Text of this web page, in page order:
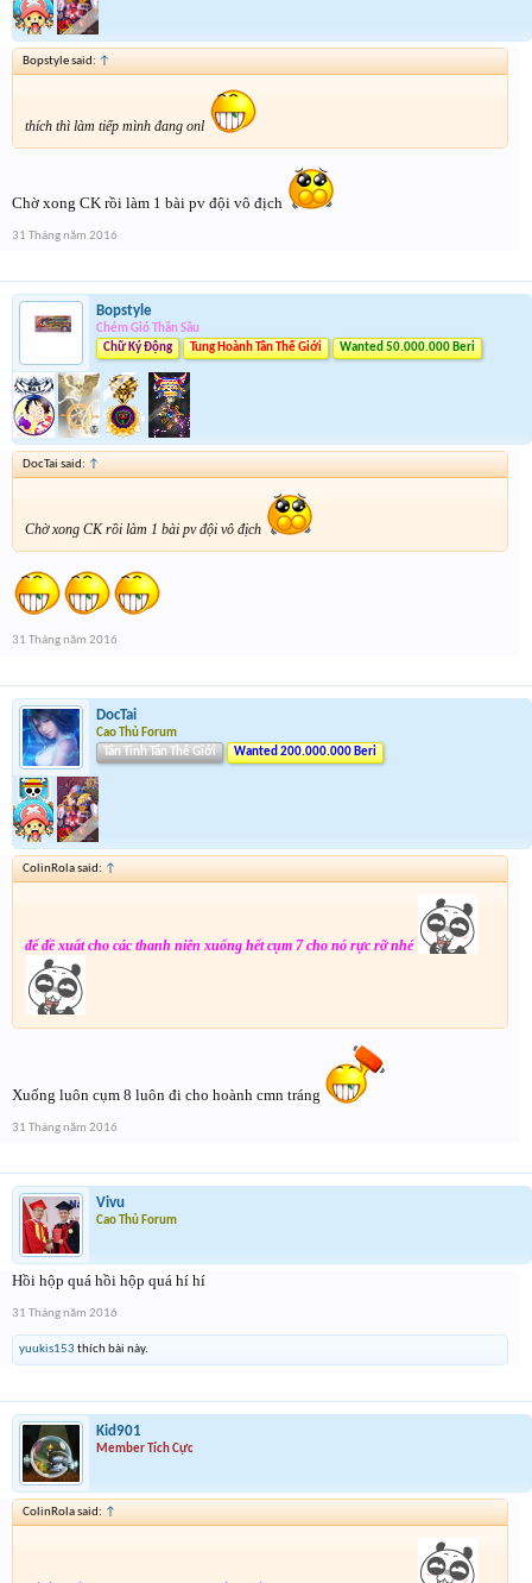
Bopstyle said: ↑
thích thì làm tiếp mình đang onl
Chờ xong CK rồi làm 1 bài pv đội vô địch
31 Tháng năm 2016
Bopstyle
Chém Gió Thần Sầu
Chữ Ký Động
Tung Hoành Tân Thế Giới Wanted 50.000.000 Beri
DocTai said: ↑
Chờ xong CK rồi làm 1 bài pv đội vô địch
31 Tháng năm 2016
DocTai
Cao Thủ Forum
Tân Tinh Tân Thế Giới
Wanted 200.000.000 Beri
ColinRola said: ↑
để đề xuất cho các thanh niên xuống hết cụm 7 cho nó rực rỡ nhé
Xuống luôn cụm 8 luôn đi cho hoành cmn tráng
31 Tháng năm 2016
Vivu
Cao Thủ Forum
Hồi hộp quá hồi hộp quá hí hí
31 Tháng năm 2016
yuukis153 thích bài này.
Kid901
Member Tích Cực
ColinRola said: ↑